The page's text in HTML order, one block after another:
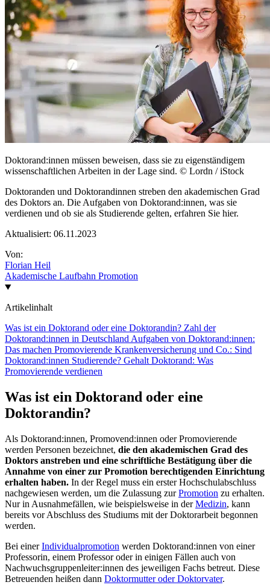
Doktorand:innen müssen beweisen, dass sie zu eigenständigem
wissenschaftlichen Arbeiten in der Lage sind. © Lordn / iStock
Doktoranden und Doktorandinnen streben den akademischen Grad
des Doktors an. Die Aufgaben von Doktorand:innen, was sie
verdienen und ob sie als Studierende gelten, erfahren Sie hier.
Aktualisiert: 06.11.2023
Von:
Florian Heil
Akademische Laufbahn Promotion
Artikelinhalt
Was ist ein Doktorand oder eine Doktorandin? Zahl der
Doktorand:innen in DeutschlandAufgaben von Doktorand:innen:
Das machen Promovierende Krankenversicherung und Co.: Sind
Doktorand:innen Studierende? Gehalt Doktorand: Was
Promovierende verdienen
Was ist ein Doktorand oder eine
Doktorandin?
Als Doktorand:innen, Promovend:innen oder Promovierende
werden Personen bezeichnet, die den akademischen Grad des
Doktors anstreben und eine schriftliche Bestätigung über die
Annahme von einer zur Promotion berechtigenden Einrichtung
erhalten haben. In der Regel muss ein erster Hochschulabschluss
nachgewiesen werden, um die Zulassung zurPromotion zu erhalten.
Nur in Ausnahmefällen, wie beispielsweise in derMedizin, kann
bereits vor Abschluss des Studiums mit der Doktorarbeit begonnen
werden.
Bei einerIndividualpromotion werden Doktorand:innen von einer
Professorin, einem Professor oder in einigen Fällen auch von
Nachwuchsgruppenleiter:innen des jeweiligen Fachs betreut. Diese
Betreuenden heißen dann Doktormutter oder Doktorvater.